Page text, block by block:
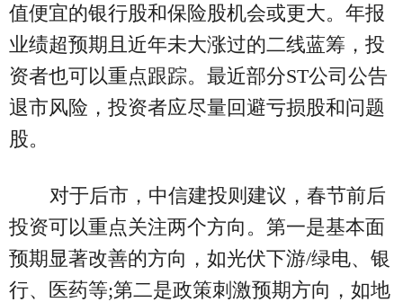
值便宜的银行股和保险股机会或更大。年报
业绩超预期且近年未大涨过的二线蓝筹，投
资者也可以重点跟踪。最近部分ST公司公告
退市风险，投资者应尽量回避亏损股和问题
股。
对于后市，中信建投则建议，春节前后
投资可以重点关注两个方向。第一是基本面
预期显著改善的方向，如光伏下游/绿电、银
行、医药等;第二是政策刺激预期方向，如地